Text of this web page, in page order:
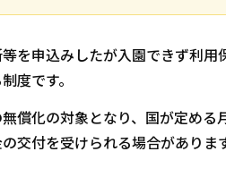
を申込みしたが入園できず利
度です。
償化の対象となり、国が定め
交付を受けられる場合があります